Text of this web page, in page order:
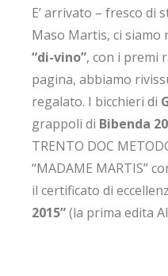
E’ arrivato – fresco di
Maso Martis, ci siamo
“di-vino”, con i premi
pagina, abbiamo
regalato. I bicchieri di
grappoli di Bibenda
TRENTO DOC
“MADAME MARTIS”
il certificato di
2015”(la prima edita